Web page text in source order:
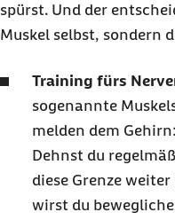
spürst. Und der
Muskel selbst, sondern
Training fürs
sogenannte
melden dem
Dehnst du
diese Grenze
wirst du